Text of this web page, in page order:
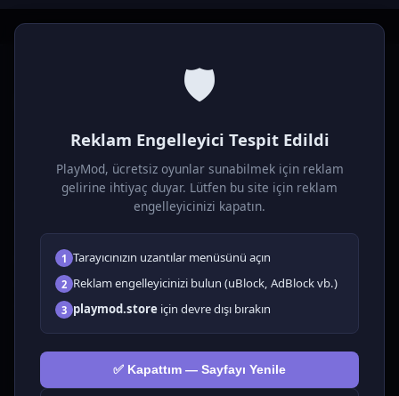
🛡️
Reklam Engelleyici Tespit Edildi
PlayMod, ücretsiz oyunlar sunabilmek için reklam
gelirine ihtiyaç duyar. Lütfen bu site için reklam
engelleyicinizi kapatın.
1 Tarayıcınızın uzantılar menüsünü açın
2 Reklam engelleyicinizi bulun (uBlock, AdBlock vb.)
3 playmod.store için devre dışı bırakın
✅ Kapattım — Sayfayı Yenile
Ücretsiz online HTML5 oyunlar! Aksiyon, bulmaca, spor ve
Tüm Oyunlar
🗺️ Macera
🧩 Bulmacalar
🎮 Tıklayıcı
💅 Kızlar
🕹️ Arcade
🎮 Hypercasual